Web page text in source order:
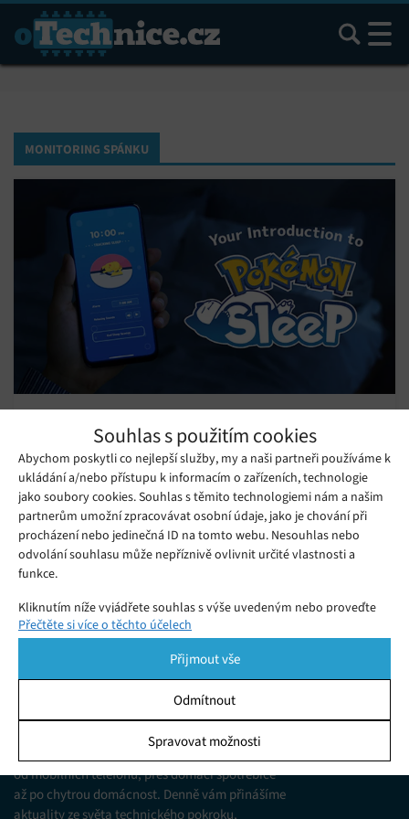
Souhlas s použitím cookies
Abychom poskytli co nejlepší služby, my a naši partneři používáme k
ukládání a/nebo přístupu k informacím o zařízeních, technologie
jako soubory cookies. Souhlas s těmito technologiemi nám a našim
partnerům umožní zpracovávat osobní údaje, jako je chování při
procházení nebo jedinečná ID na tomto webu. Nesouhlas nebo
odvolání souhlasu může nepříznivě ovlivnit určité vlastnosti a
funkce.
Kliknutím níže vyjádřete souhlas s výše uvedeným nebo proveďte
podrobnější rozhodnutí. Vaše volby budou použity pouze na tomto
pomocí přepínačů v Zásadách cookies nebo kliknutím na tlačítko
Spravovat souhlas ve spodní části obrazovky.
Ukládání a/nebo přístup k informacím v zařízení, Porozumění
publiku prostřednictvím statistik nebo kombinací údajů z
různých zdrojů.
Přečtěte si více o těchto účelech
Přijmout vše
Odmítnout
Spravovat možnosti
Hledat
MONITORING SPÁNKU
koncem měsíce, na co se můžete těšit?
Pátek 07. 07. 2023 Gabriela
Od oznámení hry Pokémon Sleep, které následovalo po
úspěchu hry Pokémon Go, uplynuly neuvěřitelné čtyři roky.
Jsme web zajímající se o technologické novinky
od mobilních telefonů, přes domácí spotřebiče
až po chytrou domácnost. Denně vám přinášíme
aktuality ze světa technického pokroku,